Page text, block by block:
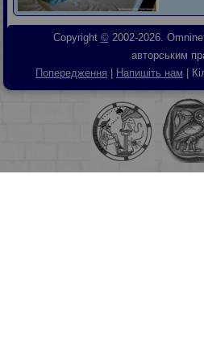
Copyright ©2002-2026.
авторським
Попередження
Напишіть нам |